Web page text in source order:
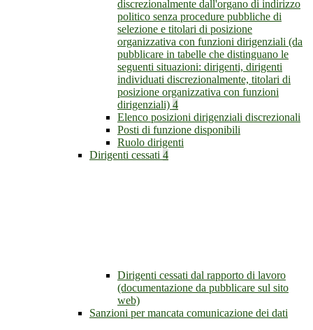
discrezionalmente dall'organo di indirizzo
politico senza procedure pubbliche di
selezione e titolari di posizione
organizzativa con funzioni dirigenziali (da
pubblicare in tabelle che distinguano le
seguenti situazioni: dirigenti, dirigenti
individuati discrezionalmente, titolari di
posizione organizzativa con funzioni
dirigenziali) 4
Elenco posizioni dirigenziali discrezionali
Posti di funzione disponibili
Ruolo dirigenti
Dirigenti cessati 4
Dirigenti cessati dal rapporto di lavoro
(documentazione da pubblicare sul sito
web)
Sanzioni per mancata comunicazione dei dati